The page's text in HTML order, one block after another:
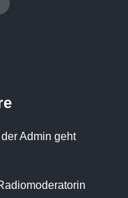
Admin geht